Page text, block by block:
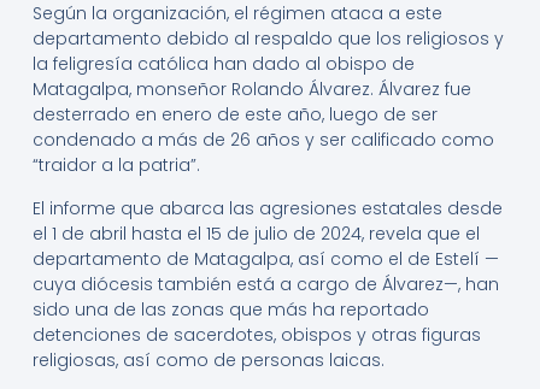
Según la organización, el régimen ataca a este
departamento debido al respaldo que los religiosos y
la feligresía católica han dado al obispo de
Matagalpa, monseñor Rolando Álvarez. Álvarez fue
desterrado en enero de este año, luego de ser
condenado a más de 26 años y ser calificado como
“traidor a la patria”.
El informe que abarca las agresiones estatales desde
el 1 de abril hasta el 15 de julio de 2024, revela que el
departamento de Matagalpa, así como el de Estelí —
cuya diócesis también está a cargo de Álvarez—, han
sido una de las zonas que más ha reportado
detenciones de sacerdotes, obispos y otras figuras
religiosas, así como de personas laicas.